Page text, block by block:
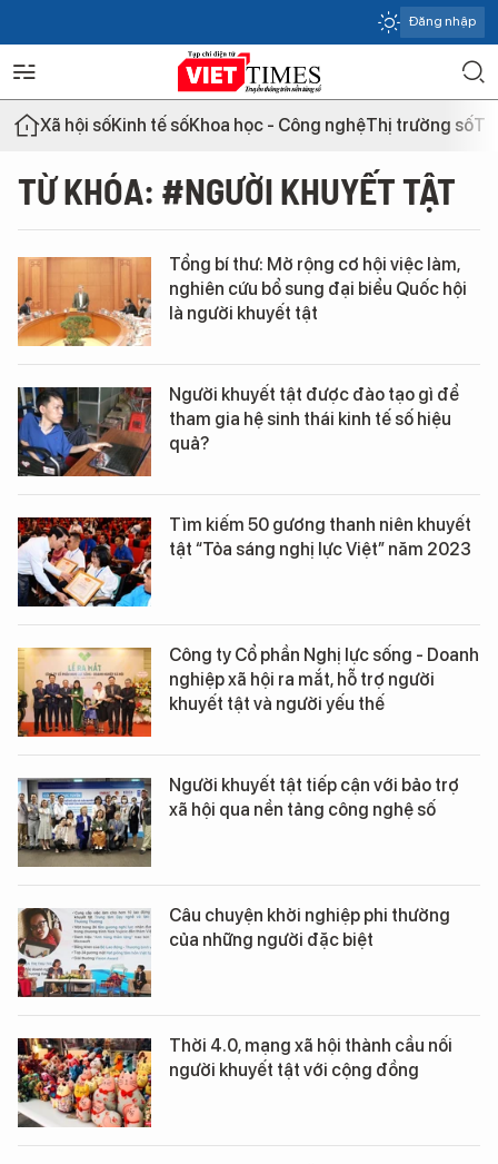
Đăng nhập
Xã hội sốKinh tế sốKhoa học - Công nghệThị trường số
TỪ KHÓA: #NGƯỜI KHUYẾT TẬT
Tổng bí thư: Mở rộng cơ hội việc làm,
nghiên cứu bổ sung đại biểu Quốc hội
là người khuyết tật
Người khuyết tật được đào tạo gì để
tham gia hệ sinh thái kinh tế số hiệu
quả?
Tìm kiếm 50 gương thanh niên khuyết
tật “Tỏa sáng nghị lực Việt” năm 2023
Công ty Cổ phần Nghị lực sống - Doanh
nghiệp xã hội ra mắt, hỗ trợ người
khuyết tật và người yếu thế
Người khuyết tật tiếp cận với bảo trợ
xã hội qua nền tảng công nghệ số
Câu chuyện khởi nghiệp phi thường
của những người đặc biệt
Thời 4.0, mạng xã hội thành cầu nối
người khuyết tật với cộng đồng